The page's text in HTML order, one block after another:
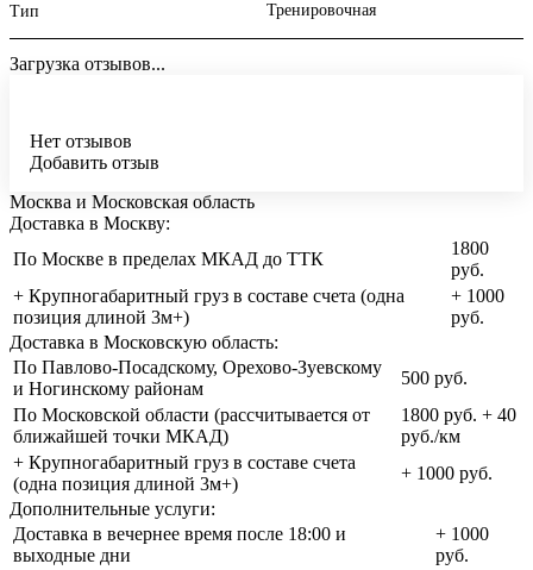
Тип Тренировочная
Загрузка отзывов...
Нет отзывов
Добавить отзыв
Москва и Московская область
Доставка в Москву:
По Москве в пределах МКАД до ТТК
1800
руб.
+ Крупногабаритный груз в составе счета (одна
позиция длиной 3м+)
+ 1000
руб.
Доставка в Московскую область:
По Павлово-Посадскому, Орехово-Зуевскому
и Ногинскому районам
500 руб.
По Московской области (рассчитывается от
ближайшей точки МКАД)
1800 руб. + 40
руб./км
+ Крупногабаритный груз в составе счета
(одна позиция длиной 3м+)
+ 1000 руб.
Дополнительные услуги:
Доставка в вечернее время после 18:00 и
выходные дни
+ 1000
руб.